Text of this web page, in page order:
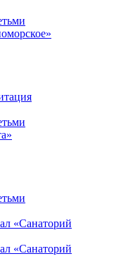
«Санаторий
«Санаторий